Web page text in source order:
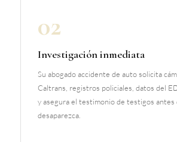
02
Investigación inmediata
Su abogado accidente de auto solicita
Caltrans, registros policiales, datos del
y asegura el testimonio de testigos antes
desaparezca.